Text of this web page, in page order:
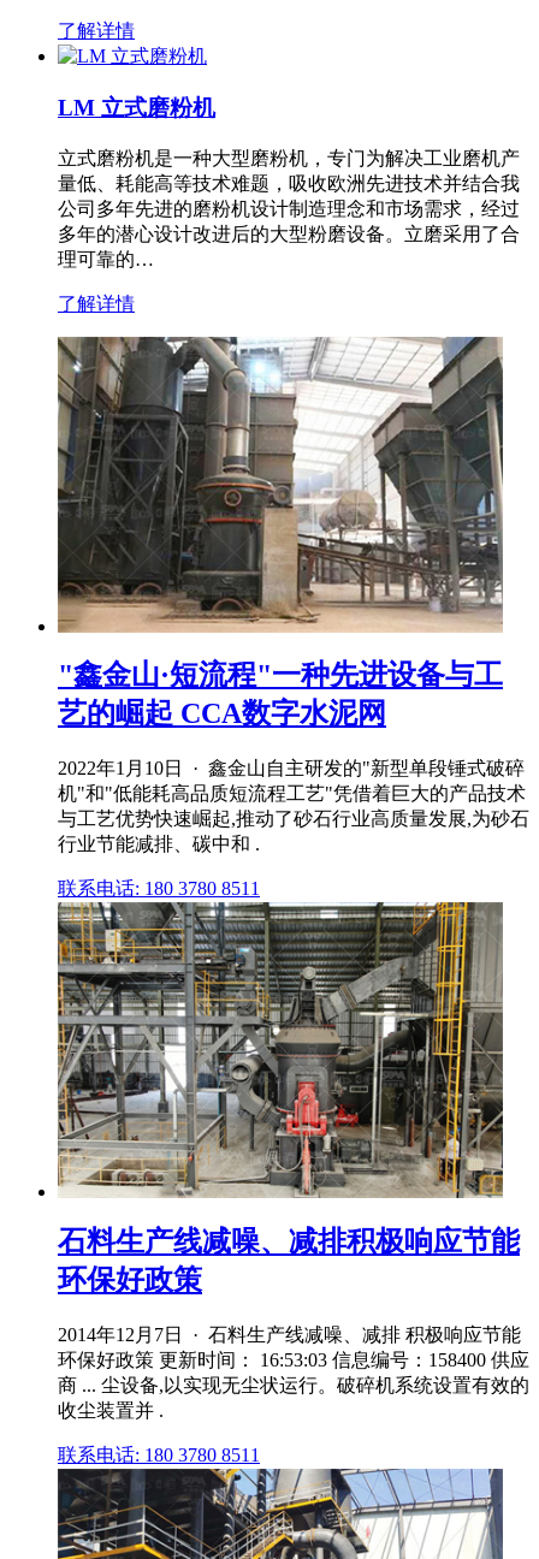
了解详情
LM 立式磨粉机
立式磨粉机是一种大型磨粉机，专门为解决工业磨机产
量低、耗能高等技术难题，吸收欧洲先进技术并结合我
公司多年先进的磨粉机设计制造理念和市场需求，经过
多年的潜心设计改进后的大型粉磨设备。立磨采用了合
理可靠的…
了解详情
"鑫金山·短流程"一种先进设备与工
艺的崛起 CCA数字水泥网
2022年1月10日 · 鑫金山自主研发的"新型单段锤式破碎
机"和"低能耗高品质短流程工艺"凭借着巨大的产品技术
与工艺优势快速崛起,推动了砂石行业高质量发展,为砂石
行业节能减排、碳中和 .
联系电话: 180 3780 8511
石料生产线减噪、减排积极响应节能
环保好政策
2014年12月7日 · 石料生产线减噪、减排 积极响应节能
环保好政策 更新时间： 16:53:03 信息编号：158400 供应
商 ... 尘设备,以实现无尘状运行。破碎机系统设置有效的
收尘装置并 .
联系电话: 180 3780 8511